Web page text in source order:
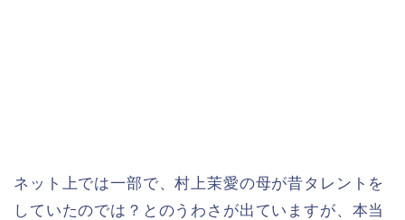
ネット上では一部で、村上茉愛の母が昔タレントを
していたのでは？とのうわさが出ていますが、本当